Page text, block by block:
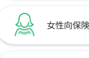
女性向保険